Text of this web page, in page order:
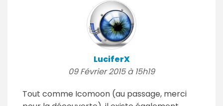
LuciferX
09 Février 2015 à 15h19
Tout comme Icomoon (au passage, merci